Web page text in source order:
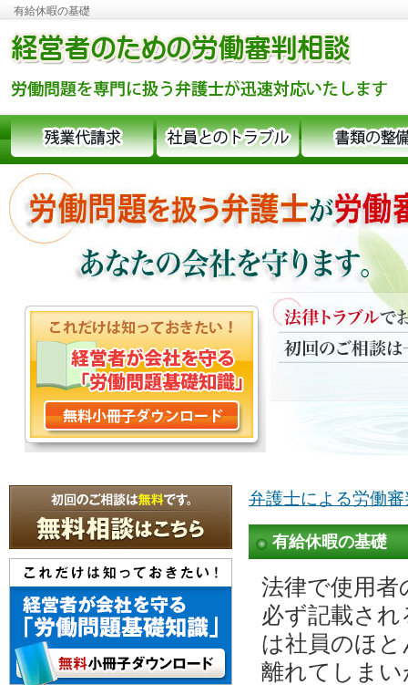
有給休暇の基礎
弁護士による労働
有給休暇の基礎
法律で使用者
必ず記載さ
は社員のほ
離れてしま